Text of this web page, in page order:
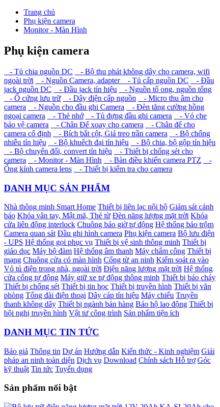
Trang chủ
Phụ kiện camera
Monitor - Màn Hình
Phụ kiện camera
- Tủ chia nguồn DC
- Bộ thu phát không dây cho camera, wifi
ngoài trời
- Nguồn Camera, adapter - Tủ cấp nguồn DC
- Đầu
jack nguồn DC
- Đầu jack tín hiệu
- Nguồn tổ ong, nguồn tổng
- Ổ cứng lưu trữ
- Dây điện cấp nguồn
- Micro thu âm cho
camera
- Nguồn cho đầu ghi Camera
- Đèn tăng cường hồng
ngoại camera
- Thẻ nhớ - Tủ đựng đầu ghi camera
- Vỏ che
bảo vệ camera
- Chân Đế xoay cho camera
- Chân đế cho
camera cố định
- Bích bắt cột, Giá treo trần camera
- Bộ chống
nhiễu tín hiệu
- Bộ khuếch đại tín hiệu
- Bộ chia, bộ gộp tín hiệu
- Bộ chuyển đổi, convert tín hiệu
- Thiết bị chống sét cho
camera
- Monitor - Màn Hình - Bàn điều khiển camera PTZ
-
Ống kính camera lens
- Thiết bị kiểm tra cho camera
DANH MỤC SẢN PHẨM
Nhà thông minh Smart Home Thiết bị liên lạc nội bộ Giám sát cảnh
báo Khóa vân tay, Mật mã, Thẻ từ Đèn năng lượng mặt trời Khóa
cửa liên động interlock Chuông báo giờ tự động Hệ thống báo trộm
Camera quan sát Đầu ghi hình camera Phụ kiện camera Bộ lưu điện
- UPS Hệ thống gọi phục vụ Thiết bị vệ sinh thông minh Thiết bị
giáo dục Máy bộ đàm Hệ thống âm thanh Máy chấm công Thiết bị
mạng Chuông cửa có màn hình Cổng từ an ninh Kiểm soát ra vào
Vỏ tủ điện trong nhà, ngoài trời Điện năng lượng mặt trời Hệ thống
cửa cổng tự động Máy giữ xe tự động thông minh Thiết bị báo cháy
Thiết bị chống sét Thiết bị tin học Thiết bị truyền hình Thiết bị văn
phòng Tổng đài điện thoại Dây cáp tín hiệu Máy chiếu Truyền
thanh không dây Thiết bị ngành bán hàng Bảo hộ lao động Thiết bị
hội nghị truyền hình Vật tư công trình Sản phẩm tiện ích
DANH MỤC TIN TỨC
Báo giá Thông tin Dự án Hướng dẫn Kiến thức - Kinh nghiệm Giải
pháp an ninh toàn diện Dịch vụ Download Chính sách Hỗ trợ Góc
kỹ thuật Tin tức Tuyển dụng
Sản phẩm nổi bật